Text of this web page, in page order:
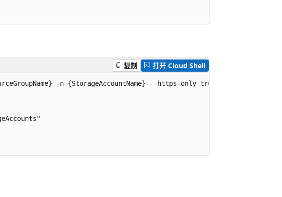
复制 打开 Cloud Shell
-n {StorageAccountName} --https-only true